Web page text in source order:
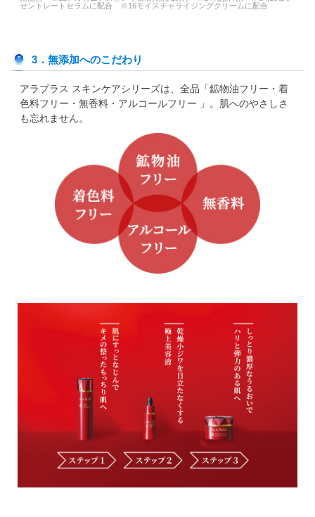
セントレートセラムに配合 ※16モイスチャライジングクリームに配合
3．無添加へのこだわり
アラプラス スキンケアシリーズは、全品「鉱物油フリー・着
色料フリー・無香料・アルコールフリー 」。肌へのやさしさ
も忘れません。